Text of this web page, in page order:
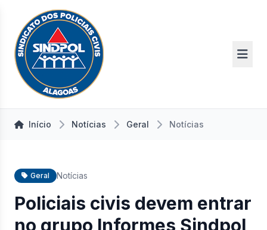
Início Notícias Geral Notícias
Geral Notícias
Policiais civis devem entrar
no grupo Informes Sindpol